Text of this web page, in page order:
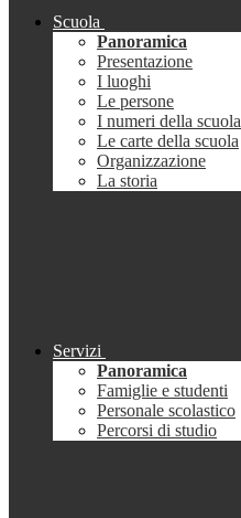
Scuola
Panoramica
Presentazione
I luoghi
Le persone
I numeri della scuola
Le carte della scuola
Organizzazione
La storia
Servizi
Panoramica
Famiglie e studenti
Personale scolastico
Percorsi di studio